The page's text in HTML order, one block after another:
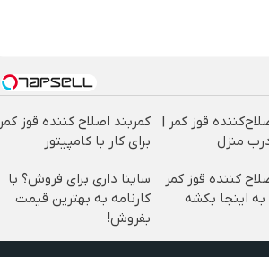
قوز کمر |
منزل
کمربند اصلاح کننده قوز کمر
برای کار با کامپیتور
کننده قوز کمر
به اینجا بکشه
ساینا داری برای فروش؟ با
کارنامه به بهترین قیمت
بفروش!